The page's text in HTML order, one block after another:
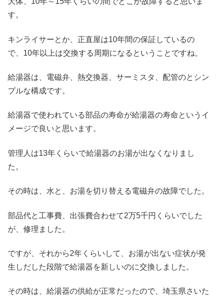
す。
キンライサーとか、正直屋は10年間の保証しているの
で、10年以上は交換する周期になるということですね。
給湯器は、電磁弁、熱交換器、サーミスタ、配管のとシン
プルな構成です。
給湯器で使われている部品の寿命が給湯器の寿命というイ
メージで良いと思います。
管理人は13年くらいで給湯器のお湯が出なくなりまし
た。
その時は、水と、お湯を切り替える電磁弁の故障でした。
部品代と工事費、出張費合わせて2万5千円くらいでした
が、修理ました。
ですが、それから2年くらいして、お湯が出ない症状が発
生しだした段階で給湯器を新しいのに交換しました。
その時は、給湯器の供給が正常だったので、埼玉県さいた